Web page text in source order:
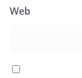
Web